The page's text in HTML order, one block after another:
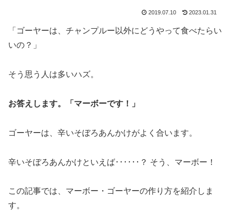
2019.07.10 2023.01.31
「ゴーヤーは、チャンプルー以外にどうやって食べたらい
いの？」
そう思う人は多いハズ。
お答えします。「マーボーです！」
ゴーヤーは、辛いそぼろあんかけがよく合います。
辛いそぼろあんかけといえば･･････？ そう、マーボー！
この記事では、マーボー・ゴーヤーの作り方を紹介しま
す。